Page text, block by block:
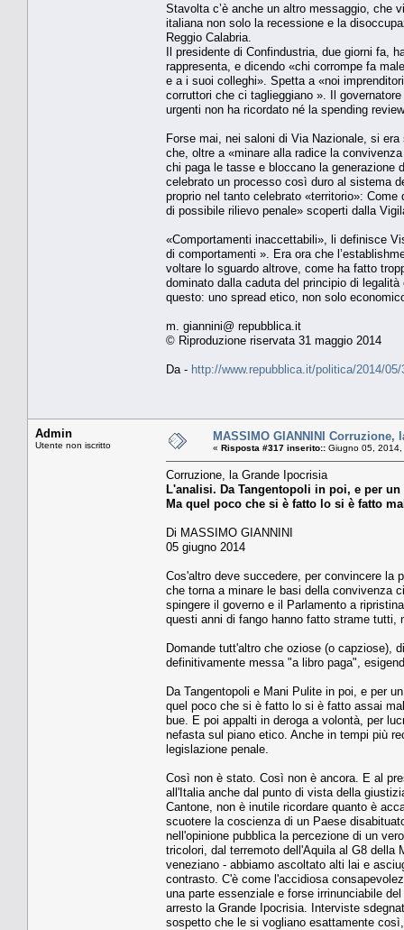
Stavolta c’è anche un altro messaggio, che
italiana non solo la recessione e la
Reggio Calabria.
Il presidente di Confindustria, due giorni fa,
rappresenta, e dicendo «chi corrompe fa
e a i suoi colleghi». Spetta a «noi
corruttori che ci taglieggiano ». Il
urgenti non ha ricordato né la spending
Forse mai, nei saloni di Via Nazionale, si
che, oltre a «minare alla radice la
chi paga le tasse e bloccano la generazione
celebrato un processo così duro al sistema
proprio nel tanto celebrato «territorio»:
di possibile rilievo penale» scoperti dalla
«Comportamenti inaccettabili», li definisce
di comportamenti ». Era ora che
voltare lo sguardo altrove, come ha fatto
dominato dalla caduta del principio di
questo: uno spread etico, non solo
m. giannini@ repubblica.it
© Riproduzione riservata 31 maggio 2014
Da - http://www.repubblica.it/politica/2014/
Admin
Utente non iscritto
MASSIMO GIANNINI Corruzione,
« Risposta #317 inserito:: Giugno 05,
Corruzione, la Grande Ipocrisia
L'analisi. Da Tangentopoli in poi, e per
Ma quel poco che si è fatto lo si è fatto
Di MASSIMO GIANNINI
05 giugno 2014
Cos'altro deve succedere, per convincere la
che torna a minare le basi della convivenza
spingere il governo e il Parlamento a
questi anni di fango hanno fatto strame
Domande tutt'altro che oziose (o capziose),
definitivamente messa "a libro paga",
Da Tangentopoli e Mani Pulite in poi, e per
quel poco che si è fatto lo si è fatto assai
bue. E poi appalti in deroga a volontà, per
nefasta sul piano etico. Anche in tempi più
legislazione penale.
Così non è stato. Così non è ancora. E al
all'Italia anche dal punto di vista della
Cantone, non è inutile ricordare quanto è
scuotere la coscienza di un Paese
nell'opinione pubblica la percezione di un
tricolori, dal terremoto dell'Aquila al G8 della
veneziano - abbiamo ascoltato alti lai e
contrasto. C'è come l'accidiosa
una parte essenziale e forse irrinunciabile
arresto la Grande Ipocrisia. Interviste
sospetto che le si vogliano esattamente